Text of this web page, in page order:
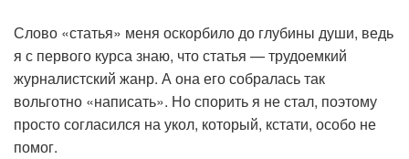
Слово «статья» меня оскорбило до глубины души, ведь
я с первого курса знаю, что статья — трудоемкий
журналистский жанр. А она его собралась так
вольготно «написать». Но спорить я не стал, поэтому
просто согласился на укол, который, кстати, особо не
помог.